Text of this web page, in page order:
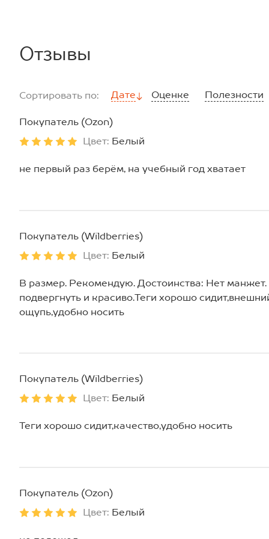
Отзывы
Сортировать по: Дате Оценке Полезности
Покупатель (Ozon)
Цвет: Белый
не первый раз берём, на учебный год хватает
Покупатель (Wildberries)
Цвет: Белый
В размер. Рекомендую. Достоинства: Нет
подвергнуть и красиво.Теги хорошо
ощупь,удобно носить
Покупатель (Wildberries)
Цвет: Белый
Теги хорошо сидит,качество,удобно носить
Покупатель (Ozon)
Цвет: Белый